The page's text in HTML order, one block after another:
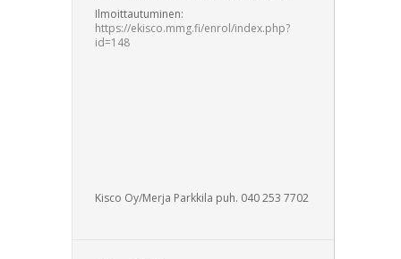
Ilmoittautuminen:
https://ekisco.mmg.fi/enrol/index.php?
id=148
Kisco Oy/Merja Parkkila puh. 040 253 7702